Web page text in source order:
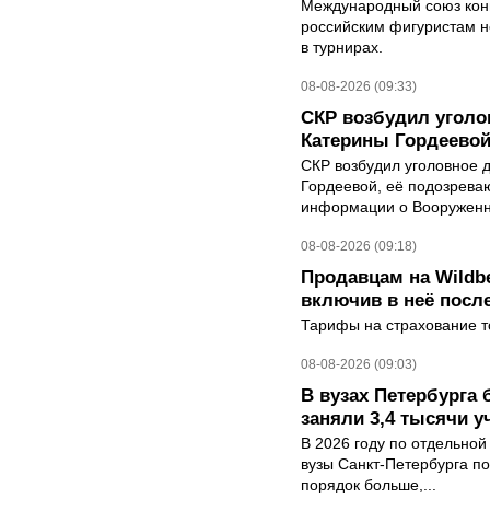
Международный союз
российским фигуристам
в турнирах.
08-08-2026 (09:33)
СКР возбудил
Катерины Гордеевой
СКР возбудил уголовное
Гордеевой, её
информации о
08-08-2026 (09:18)
Продавцам на
включив в неё
Тарифы на страхование
08-08-2026 (09:03)
В вузах
заняли 3,4 тысячи
В 2026 году по
вузы Санкт-Петербурга
порядок больше,...